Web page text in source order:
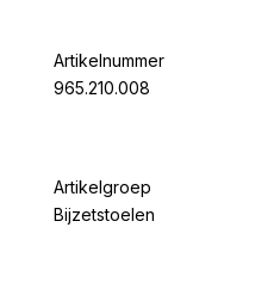
Artikelnummer
965.210.008
Artikelgroep
Bijzetstoelen